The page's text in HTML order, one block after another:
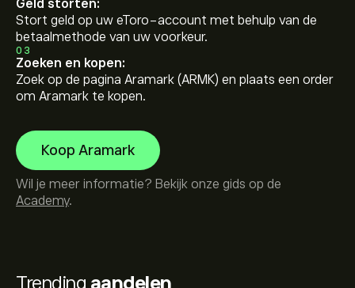
Trending aandelen
Geld storten:
Stort geld op uw eToro-account met behulp van de
betaalmethode van uw voorkeur.
03
Zoeken en kopen:
Zoek op de pagina Aramark (ARMK) en plaats een order
om Aramark te kopen.
Koop Aramark
Wil je meer informatie? Bekijk onze gids op de
Academy.